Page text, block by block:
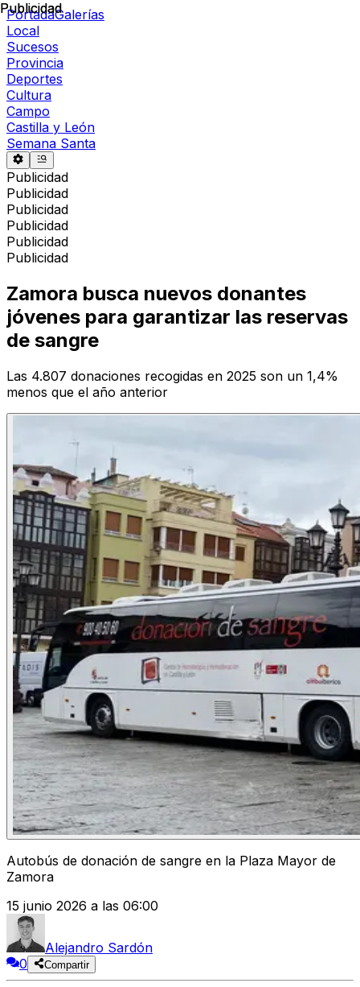
PortadaGalerías
Local
Sucesos
Provincia
Deportes
Cultura
Campo
Castilla y León
Semana Santa
Publicidad
Publicidad
Publicidad
Publicidad
Publicidad
Publicidad
Publicidad
Zamora busca nuevos donantes
jóvenes para garantizar las reservas
de sangre
Las 4.807 donaciones recogidas en 2025 son un 1,4%
menos que el año anterior
Autobús de donación de sangre en la Plaza Mayor de
Zamora
15 junio 2026 a las 06:00
Alejandro Sardón
0
Compartir
Publicidad